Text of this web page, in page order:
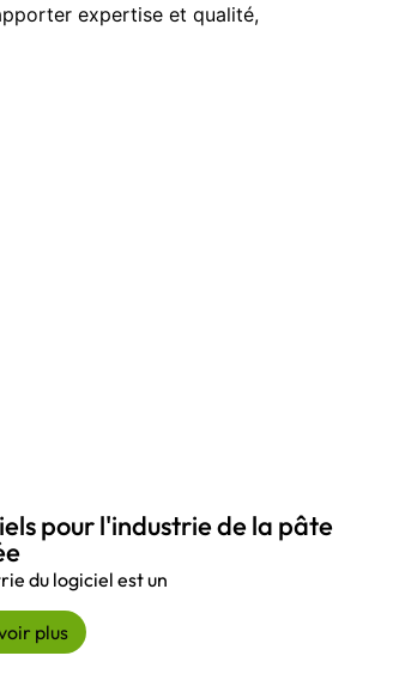
expertise et qualité,
pour l'industrie de la pâte
du logiciel est un
plus